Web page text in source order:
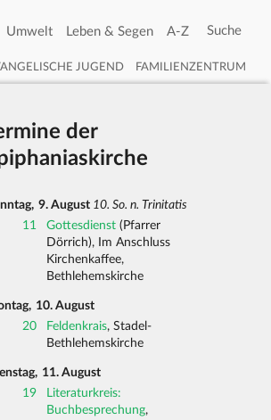
Umwelt Leben & Segen A-Z
JUGEND FAMILIENZENTRUM
der
9. August 10. So. n. Trinitatis
11
Gottesdienst (Pfarrer
Dörrich), Im Anschluss
Kirchenkaffee,
Bethlehemskirche
10. August
20
Feldenkrais, Stadel-
Bethlehemskirche
11. August
19
Literaturkreis:
Buchbesprechung,